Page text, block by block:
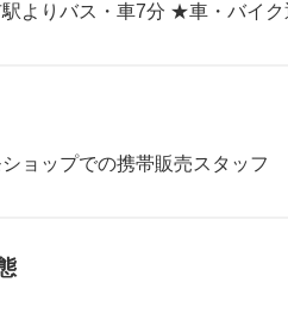
よりバス・車7分 ★車・バイク
ショップでの携帯販売スタッフ